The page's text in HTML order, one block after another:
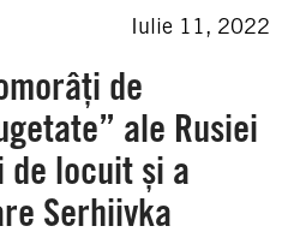
Iulie 11, 2022
de
ale Rusiei
de locuit și a
Serhiivka